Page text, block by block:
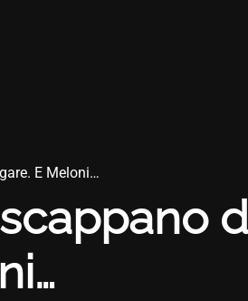
E Meloni…